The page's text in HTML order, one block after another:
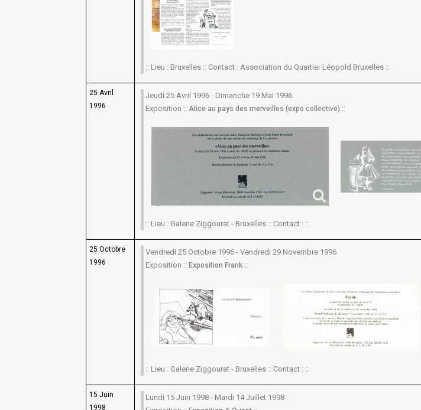
:: Lieu : Bruxelles :: Contact : Association du Quartier Léopold Bruxelles ::
25 Avril
1996
Jeudi 25 Avril 1996 - Dimanche 19 Mai 1996
Exposition :: Alice au pays des merveilles (expo collective) ::
:: Lieu : Galerie Ziggourat - Bruxelles :: Contact : ::
25 Octobre
1996
Vendredi 25 Octobre 1996 - Vendredi 29 Novembre 1996
Exposition :: Exposition Frank::
:: Lieu : Galerie Ziggourat - Bruxelles :: Contact : ::
15 Juin
1998
Lundi 15 Juin 1998 - Mardi 14 Juillet 1998